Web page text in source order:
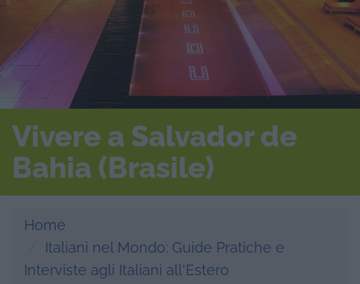
Vivere a Salvador de
Bahia (Brasile)
Home
Italiani nel Mondo: Guide Pratiche e
Interviste agli Italiani all'Estero